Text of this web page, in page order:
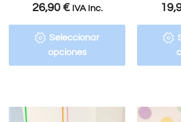
26,90 € IVA Inc.
Seleccionar
opciones